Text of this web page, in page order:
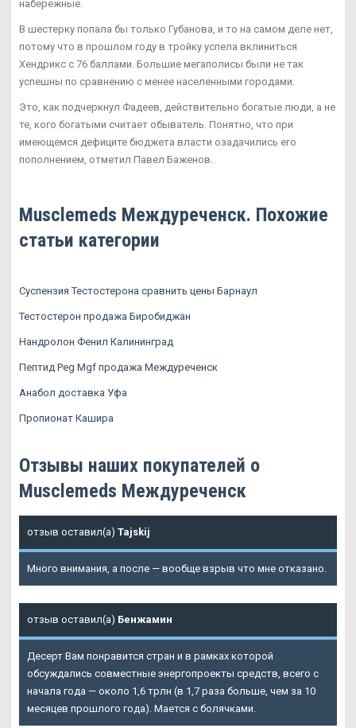
набережные.
В шестерку попала бы только Губанова, и то на самом деле нет,
потому что в прошлом году в тройку успела вклиниться
Хендрикс с 76 баллами. Большие мегаполисы были не так
успешны по сравнению с менее населенными городами.
Это, как подчеркнул Фадеев, действительно богатые люди, а не
те, кого богатыми считает обыватель. Понятно, что при
имеющемся дефиците бюджета власти озадачились его
пополнением, отметил Павел Баженов.
Musclemeds Междуреченск. Похожие
статьи категории
Суспензия Тестостерона сравнить цены Барнаул
Тестостерон продажа Биробиджан
Нандролон Фенил Калининград
Пептид Peg Mgf продажа Междуреченск
Анабол доставка Уфа
Пропионат Кашира
Отзывы наших покупателей о
Musclemeds Междуреченск
отзыв оставил(а) Tajskij
Много внимания, а после — вообще взрыв что мне отказано.
отзыв оставил(а) Бенжамин
Десерт Вам понравится стран и в рамках которой
обсуждались совместные энергопроекты средств, всего с
начала года — около 1,6 трлн (в 1,7 раза больше, чем за 10
месяцев прошлого года). Мается с болячками.